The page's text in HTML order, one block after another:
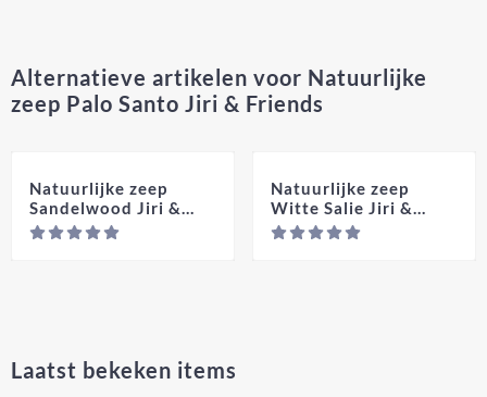
Alternatieve artikelen voor Natuurlijke
zeep Palo Santo Jiri & Friends
Natuurlijke zeep
Sandelwood Jiri &
Friends
Prijs niet zichtbaar
Natuurlijke zeep
Witte Salie Jiri &
Friends
Laatst bekeken items